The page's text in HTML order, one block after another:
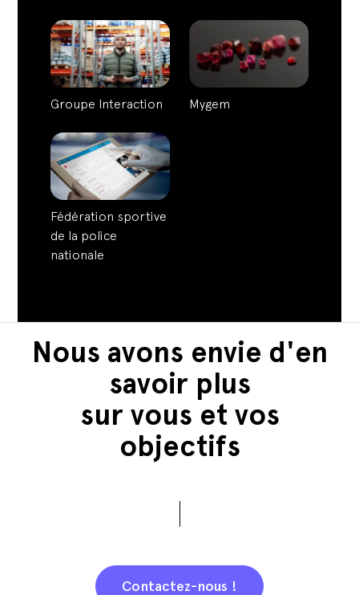
Groupe Interaction Mygem
Fédération sportive
de la police
nationale
Nous avons envie d'en
savoir plus
sur vous et vos
objectifs
Contactez-nous !